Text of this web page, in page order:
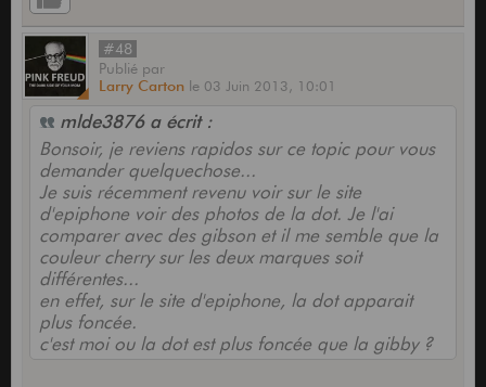
#48
Publié par
Larry Carton le 03 Juin 2013, 10:01
mlde3876 a écrit :
Bonsoir, je reviens rapidos sur ce topic pour vous
demander quelquechose...
Je suis récemment revenu voir sur le site
d'epiphone voir des photos de la dot. Je l'ai
comparer avec des gibson et il me semble que la
couleur cherry sur les deux marques soit
différentes...
en effet, sur le site d'epiphone, la dot apparait
plus foncée.
c'est moi ou la dot est plus foncée que la gibby ?